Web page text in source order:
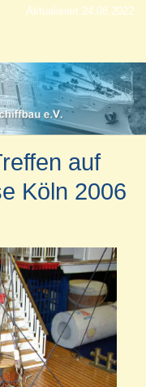
Aktualisiert 24.08.2022
auf
Köln 2006